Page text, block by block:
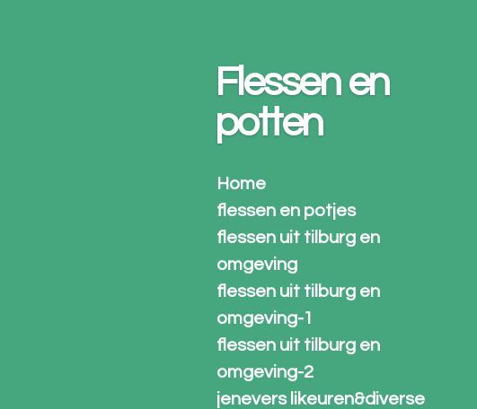
Flessen en
potten
Home
flessen en potjes
flessen uit tilburg en
omgeving
flessen uit tilburg en
omgeving-1
flessen uit tilburg en
omgeving-2
jenevers likeuren&diverse